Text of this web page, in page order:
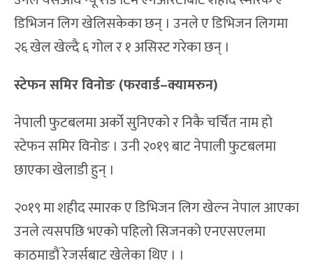
डिभिजन लिग खेलिसकेका छन् । उनले ए डिभिजन लिगमा
२६ खेल खेल्दै ६ गोल र १ असिस्ट गरेका छन् ।
स्टेफन समिर विनोङ (फरवार्ड–क्यामरुन)
नेपाली फुटबलमा अर्को सुनिएको र निकै चर्चित नाम हो
स्टेफन समिर विनोङ । उनी २०१९ बाट नेपाली फुटबलमा
छाएका खेलाडी हुन् ।
२०१९ मा शहीद स्मारक ए डिभिजन लिग खेल्न नेपाल आएका
उनले त्यसपछि भएको पहिलो सिजनको एनएसएलमा
काठमाडौं रेजर्सबाट खेलेका थिए । ।